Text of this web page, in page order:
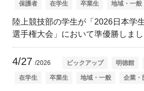
保護者 在学生 卒業生 地域・一般
陸上競技部の学生が「2026日本学
選手権大会」において準優勝しまし
4/27 /2026 ピックアップ 明徳館
在学生 卒業生 地域・一般 企業・